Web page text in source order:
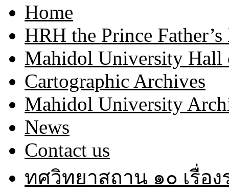
Home
HRH the Prince
Mahidol University Hall
Cartographic Archives
Mahidol University
News
Contact us
ทศวิทยาสถาน ๑๐ เรื่อ